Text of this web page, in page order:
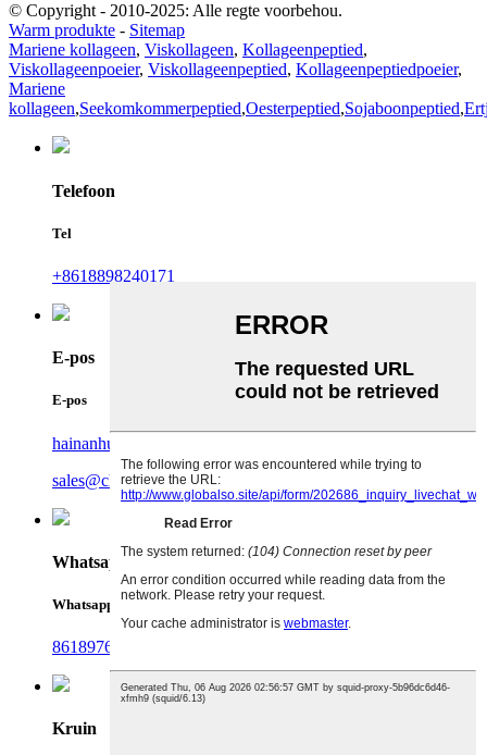
© Copyright - 2010-2025: Alle regte voorbehou.
Warm produkte - Sitemap
Mariene kollageen, Viskollageen, Kollageenpeptied,
Viskollageenpoeier, Viskollageenpeptied, Kollageenpeptiedpoeier,
Mariene
kollageen,Seekomkommerpeptied,Oesterpeptied,Sojaboonpeptied,
Telefoon
Tel
+8618898240171
E-pos
E-pos
hainanhuayan@china-collagen.com
sales@china-collagen.com
Whatsapp
Whatsapp
8618976999719
Kruin